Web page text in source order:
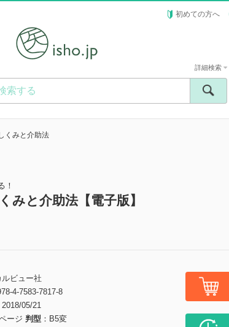
初めての方へ
詳細検索
くみと介助法
！
みと介助法【電子版】
ルビュー社
4-7583-7817-8
2018/05/21
ージ 判型
B5変